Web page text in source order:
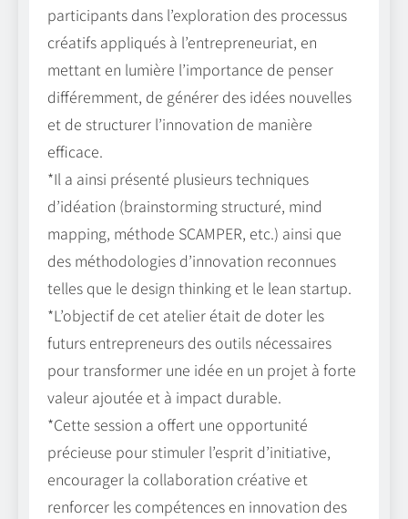
participants dans l’exploration des processus
créatifs appliqués à l’entrepreneuriat, en
mettant en lumière l’importance de penser
différemment, de générer des idées nouvelles
et de structurer l’innovation de manière
efficace.
*Il a ainsi présenté plusieurs techniques
d’idéation (brainstorming structuré, mind
mapping, méthode SCAMPER, etc.) ainsi que
des méthodologies d’innovation reconnues
telles que le design thinking et le lean startup.
*L’objectif de cet atelier était de doter les
futurs entrepreneurs des outils nécessaires
pour transformer une idée en un projet à forte
valeur ajoutée et à impact durable.
*Cette session a offert une opportunité
précieuse pour stimuler l’esprit d’initiative,
encourager la collaboration créative et
renforcer les compétences en innovation des